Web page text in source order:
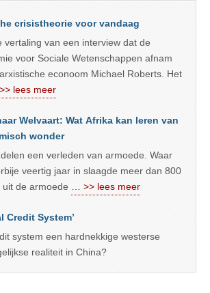
crisistheorie voor vandaag
vertaling van een interview dat de
voor Sociale Wetenschappen afnam
econoom Michael Roberts. Het
lees meer
Welvaart: Wat Afrika kan leren van
wonder
een verleden van armoede. Waar
veertig jaar in slaagde meer dan 800
uit de armoede
… >> lees meer
Credit System’
system een hardnekkige westerse
realiteit in China?